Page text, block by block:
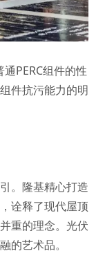
PERC组件的性
件抗污能力的明
。隆基精心打造
诠释了现代屋顶
重的理念。光伏
的艺术品。